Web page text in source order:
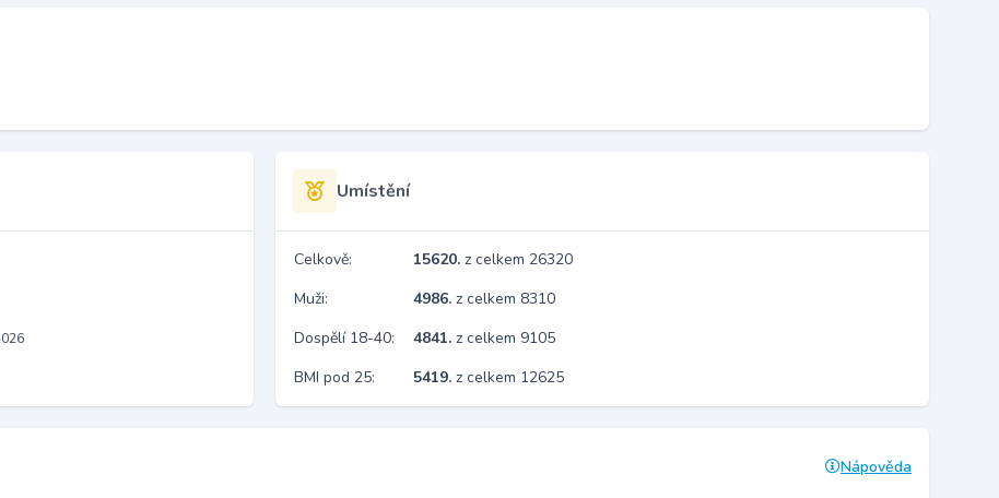
Umístění
Celkově: 15620. z celkem 26320
Muži:
4986. z celkem 8310
Dospělí 18-40:
4841. z celkem 9105
BMI pod 25:
5419. z celkem 12625
Nápověda